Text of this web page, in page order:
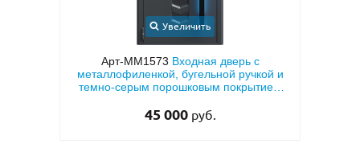
Входная дверь с
бугельной ручкой и
покрытием
Арт-ММ95Входная дверь в
коричневым порошковым
«антик», бронеконвертом и